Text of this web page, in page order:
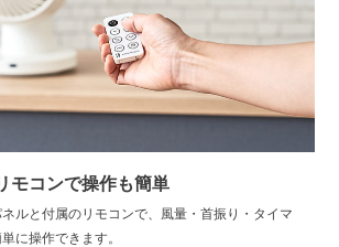
モコンで操作も簡単
ルと付属のリモコンで、風量・首振り・タイマ
に操作できます。